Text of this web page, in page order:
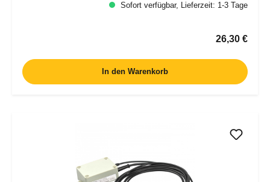
Sofort verfügbar, Lieferzeit: 1-3 Tage
Regulärer
26,30 €
In den Warenkorb